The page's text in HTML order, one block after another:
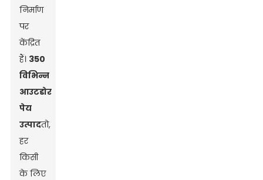
निर्माण
पर
केंद्रित
हैं। 350
विभिन्न
आउटडोर
पेय
उत्पादतो,
हर
किसी
के लिए